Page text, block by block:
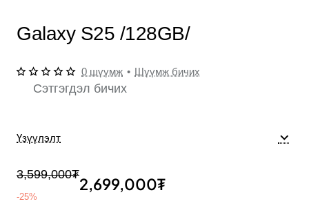
Galaxy S25 /128GB/
0 шүүмж • Шүүмж бичих
-25%
2,699,000₮
3,599,000₮
Сэтгэгдэл бичих
Үзүүлэлт